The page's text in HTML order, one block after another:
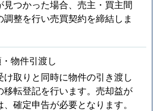
見つかった場合、売主・買主間
調整を行い売買契約を締結しま
物件引渡し
け取りと同時に物件の引き渡し
移転登記を行います。売却益が
確定申告が必要となります。